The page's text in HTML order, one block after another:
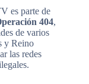
es parte de
404,
de varios
y Reino
las redes